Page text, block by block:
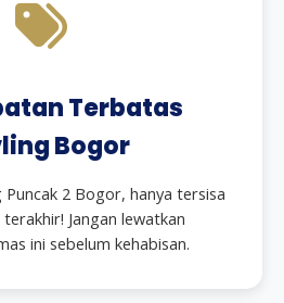
Terbatas
Bogor
Puncak 2 Bogor, hanya tersisa
Jangan lewatkan
ini sebelum kehabisan.